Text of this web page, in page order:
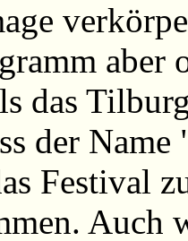
das
der
Festival
Auch